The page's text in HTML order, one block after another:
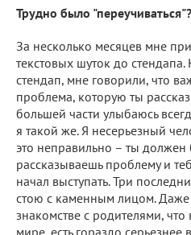
Трудно было "переучиваться"?
За несколько месяцев мне
текстовых шуток до стендапа.
стендап, мне говорили, что
проблема, которую ты
большей части улыбаюсь
я такой же. Я несерьезный
это неправильно – ты
рассказываешь проблему и
начал выступать. Три
стою с каменным лицом. Даже
знакомстве с родителями,
мире, есть гораздо